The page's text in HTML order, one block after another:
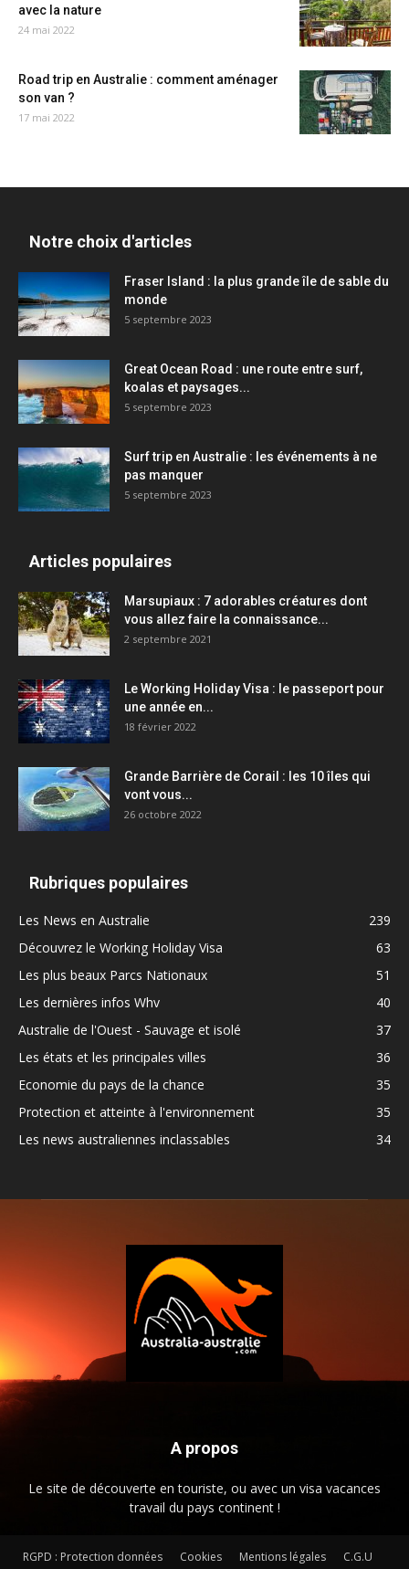
avec la nature
24 mai 2022
Road trip en Australie : comment aménager
son van ?
17 mai 2022
Notre choix d'articles
Fraser Island : la plus grande île de sable du
monde
5 septembre 2023
Great Ocean Road : une route entre surf,
koalas et paysages...
5 septembre 2023
Surf trip en Australie : les événements à ne
pas manquer
5 septembre 2023
Articles populaires
Marsupiaux : 7 adorables créatures dont
vous allez faire la connaissance...
2 septembre 2021
Le Working Holiday Visa : le passeport pour
une année en...
18 février 2022
Grande Barrière de Corail : les 10 îles qui
vont vous...
26 octobre 2022
Rubriques populaires
Les News en Australie
239
Découvrez le Working Holiday Visa
63
Les plus beaux Parcs Nationaux
51
Les dernières infos Whv
40
Australie de l'Ouest - Sauvage et isolé
37
Les états et les principales villes
36
Economie du pays de la chance
35
Protection et atteinte à l'environnement
35
Les news australiennes inclassables
34
A propos
Le site de découverte en touriste, ou avec un visa vacances
travail du pays continent !
RGPD : Protection données Cookies Mentions légales
C.G.U